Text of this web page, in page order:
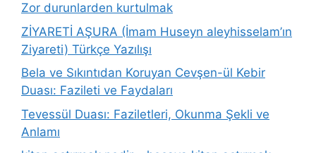
Zor durunlarden kurtulmak
ZİYARETİ AŞURA (İmam Huseyn aleyhisselam’ın
Ziyareti) Türkçe Yazılışı
Bela ve Sıkıntıdan Koruyan Cevşen-ül Kebir
Duası: Fazileti ve Faydaları
Tevessül Duası: Faziletleri, Okunma Şekli ve
Anlamı